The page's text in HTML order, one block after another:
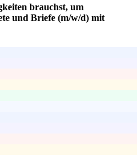
brauchst, um
und Briefe (m/w/d) mit